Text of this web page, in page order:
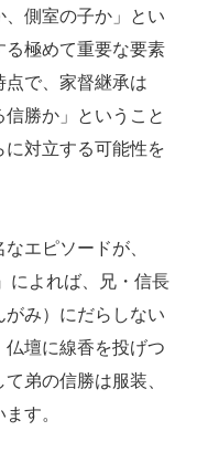
側室の子か」とい
る極めて重要な要素
点で、家督継承は
信勝か」ということ
対立する可能性を
エピソードが、
によれば、兄・信長
み）にだらしない
仏壇に線香を投げつ
弟の信勝は服装、
す。